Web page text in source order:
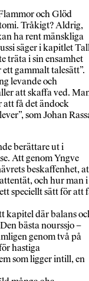
och Glöd
Tråkigt? Aldrig,
ha rent mänskliga
säger i kapitlet
träta i sin ensamhet
gammalt talesätt”.
levande och
att skaffa ved.
att få det ändock
som Johan
berättare ut i
Att genom Yngve
beskaffenhet,
och hur man i
speciellt sätt för att
kapitel där balans
bästa nourssjo –
genom två på
hastiga
som ligger intill, en